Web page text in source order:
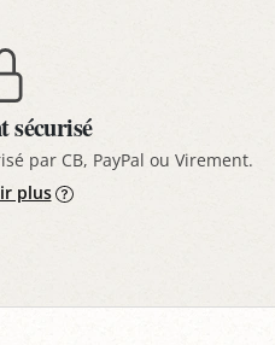
sécurisé
par CB, PayPal ou Virement.
plus